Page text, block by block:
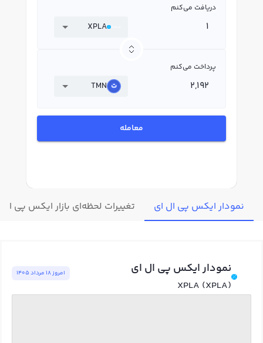
دریافت می‌کنم
XPLA
پرداخت می‌کنم
TMN
معامله
نمودار ایکس پی ال ای تغییرات لحظه‌ای بازار ایکس پی ال
نمودار ایکس پی ال ای
XPLA (XPLA)
امروز ١٨ مرداد ١٤٠٥